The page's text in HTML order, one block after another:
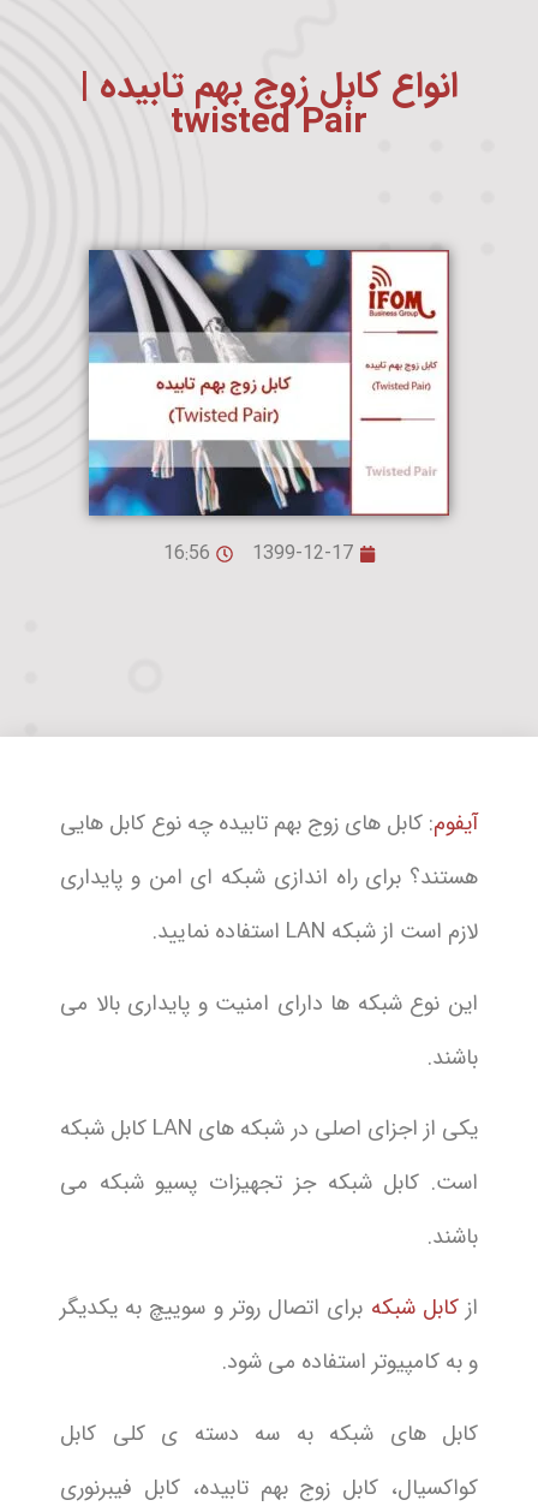
انواع کابل زوج بهم تابیده |
twisted Pair
1399-12-17
16:56
آیفوم: کابل های زوج بهم تابیده چه نوع کابل هایی
هستند؟ برای راه اندازی شبکه ای امن و پایداری
لازم است از شبکه LAN استفاده نمایید.
این نوع شبکه ها دارای امنیت و پایداری بالا می
باشند.
یکی از اجزای اصلی در شبکه های LAN کابل شبکه
است. کابل شبکه جز تجهیزات پسیو شبکه می
باشند.
ازکابل شبکه برای اتصال روتر و سوییچ به یکدیگر
و به کامپیوتر استفاده می شود.
کابل های شبکه به سه دسته ی کلی کابل
کواکسیال، کابل زوج بهم تابیده، کابل فیبرنوری